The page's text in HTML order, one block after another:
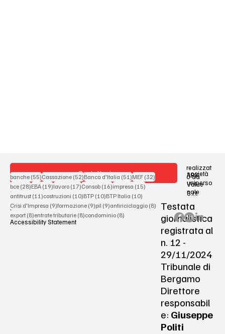
Contattaci
Terms & Conditions
Privacy Policy
Accessibility Statement
realizzat
o da
società
uniperso
nale
ARX
Value
S.r.l.
Testata
giornalistica
registrata al
n. 12 -
29/11/2024
Tribunale di
Bergamo
Direttore
responsabil
e: Giuseppe
Politi
banche (55)55 post
Cassazione (52)52 post
Banca d'Italia (51)51 post
MEF (32)32 post
bce (28)28 post
EBA (19)19 post
lavoro (17)17 post
Consob (16)16 post
impresa (15)15 post
antitrust (11)11 post
costruzioni (10)10 post
BTP (10)10 post
BTP Italia (10)10 post
Crisi d'Impresa (9)9 post
formazione (9)9 post
pil (9)9 post
antiriciclaggio (8)8 post
export (8)8 post
entrate tributarie (8)8 post
condominio (8)8 post